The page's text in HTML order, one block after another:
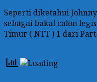
Seperti diketahui
sebagai bakal calon
Timur ( NTT ) 1 dari